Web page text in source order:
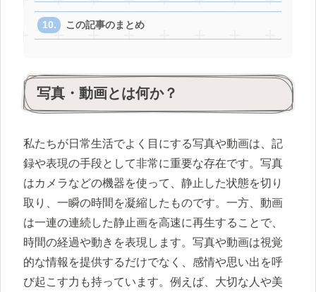
この記事のまとめ
写真・動画とは何か？
私たちが日常生活でよく目にする写真や動画は、記
録や表現の手段として非常に重要な存在です。写真
はカメラなどの機器を使って、静止した状態を切り
取り、一瞬の時間を凝縮したものです。一方、動画
は一連の連続した静止画を高速に再生することで、
時間の経過や動きを表現します。写真や動画は視覚
的な情報を提供するだけでなく、感情や思い出を呼
び起こす力も持っています。例えば、大切な人や美